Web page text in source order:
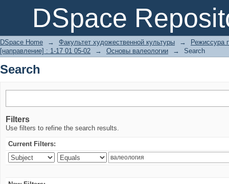
DSpace
Search
DSpace Home → Факультет художественной культуры →
Режиссура
[направление] : 1-17 01 05-02
→ Основы валеологии → Search
Search
Filters
Use filters to refine the search results.
Current Filters: